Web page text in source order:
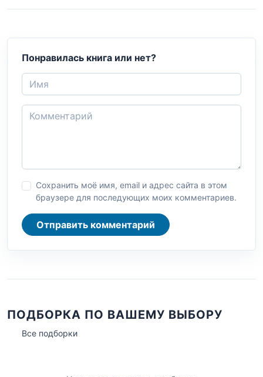
Понравилась книга или нет?
Сохранить моё имя, email и адрес сайта в этом
браузере для последующих моих комментариев.
Отправить комментарий
ПОДБОРКА ПО ВАШЕМУ ВЫБОРУ
Все подборки